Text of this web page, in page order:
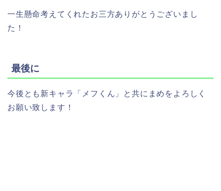
一生懸命考えてくれたお三方ありがとうございまし
た！
最後に
今後とも新キャラ「メフくん」と共にまめをよろしく
お願い致します！